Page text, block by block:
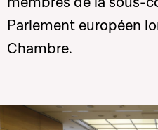
Parlement européen
Chambre.